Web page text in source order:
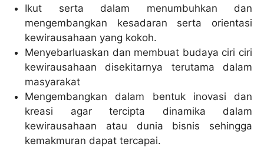
Ikut serta dalam menumbuhkan dan
mengembangkan kesadaran serta orientasi
kewirausahaan yang kokoh.
Menyebarluaskan dan membuat budaya ciri ciri
kewirausahaan disekitarnya terutama dalam
masyarakat
Mengembangkan dalam bentuk inovasi dan
kreasi agar tercipta dinamika dalam
kewirausahaan atau dunia bisnis sehingga
kemakmuran dapat tercapai.